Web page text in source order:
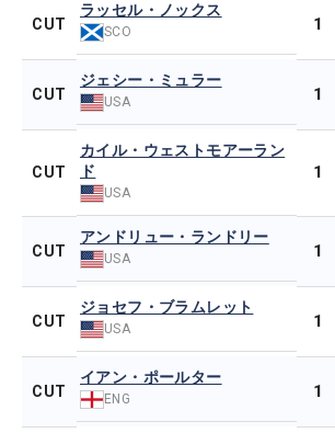
CUT
ラッセル・ノックス
SCO 1
CUT
ジェシー・ミュラー
USA 1
CUT
カイル・ウェストモアーラン
ド
USA
1
CUT
アンドリュー・ランドリー
USA 1
CUT
ジョセフ・ブラムレット
USA 1
CUT
イアン・ポールター
ENG 1